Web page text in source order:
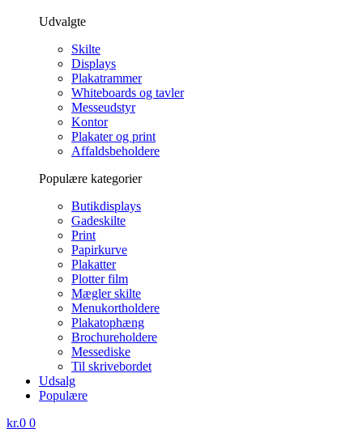
Udvalgte
Skilte
Displays
Plakatrammer
Whiteboards og tavler
Messeudstyr
Kontor
Plakater og print
Affaldsbeholdere
Populære kategorier
Butikdisplays
Gadeskilte
Print
Papirkurve
Plakatter
Plotter film
Mægler skilte
Menukortholdere
Plakatophæng
Brochureholdere
Messediske
Til skrivebordet
Udsalg
Populære
kr.0 0